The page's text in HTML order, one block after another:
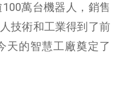
萬台機器人，銷售
技術和工業得到了前
天的智慧工廠奠定了